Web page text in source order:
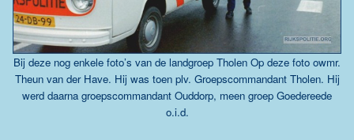
Bij deze nog enkele foto’s van de landgroep Tholen Op deze foto owmr.
Theun van der Have. Hij was toen plv. Groepscommandant Tholen. Hij
werd daarna groepscommandant Ouddorp, meen groep Goedereede
o.i.d.